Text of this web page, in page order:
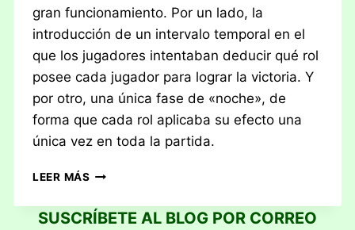
gran funcionamiento. Por un lado, la
introducción de un intervalo temporal en el
que los jugadores intentaban deducir qué rol
posee cada jugador para lograr la victoria. Y
por otro, una única fase de «noche», de
forma que cada rol aplicaba su efecto una
única vez en toda la partida.
LEER MÁS PRIMERAS
ONE
NIGHT
SUSCRÍBETE AL BLOG POR CORREO